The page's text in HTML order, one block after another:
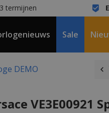
termijnen
Sale
DEMO
VE3E00921